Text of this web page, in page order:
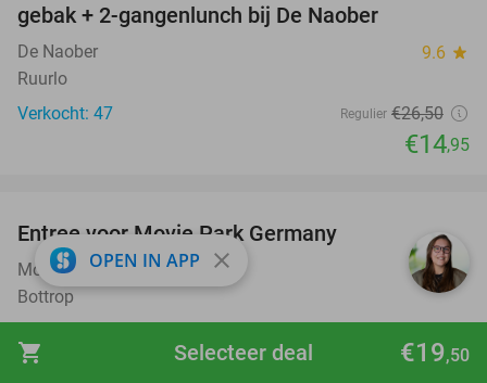
shopping_cart €19,50
Selecteer deal
gebak + 2-gangenlunch bij De Naober
De Naober 9.6 star
Ruurlo
Verkocht: 47
Regulier €26,50
€14,95
38%
Entree voor Movie Park Germany
Movie Park Germany 9.4star
Bottrop
€36,90
OPEN IN APP close